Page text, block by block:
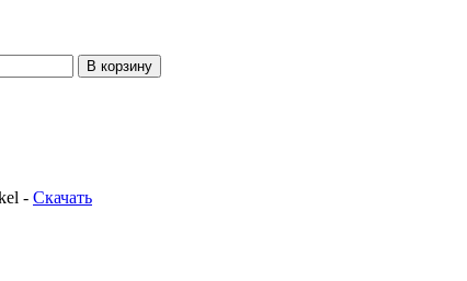
- Скачать